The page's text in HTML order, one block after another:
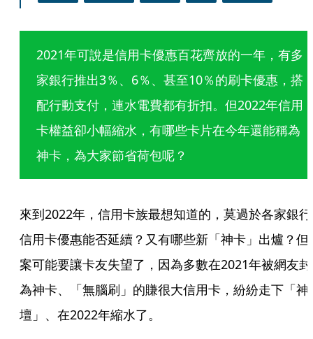
2021年可說是信用卡優惠百花齊放的一年，有多
家銀行推出3％、6％、甚至10％的刷卡優惠，搭
配行動支付，連水電費都有折扣。但2022年信用
卡權益卻小幅縮水，有哪些卡片在今年還能稱為
神卡，為大家節省荷包呢？
來到2022年，信用卡族最想知道的，莫過於各家銀行
信用卡優惠能否延續？又有哪些新「神卡」出爐？但
案可能要讓卡友失望了，因為多數在2021年被網友封
為神卡、「無腦刷」的賺很大信用卡，紛紛走下「神
壇」、在2022年縮水了。